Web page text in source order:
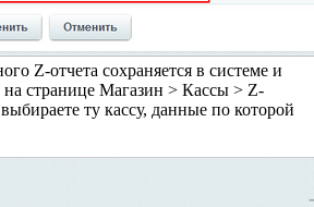
Z-отчета сохраняется в системе и
странице Магазин > Кассы > Z-
ту кассу, данные по которой